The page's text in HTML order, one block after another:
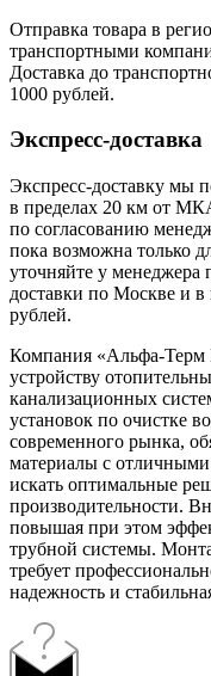
Отправка товара в
транспортными
Доставка до
1000 рублей.
Экспресс-доставка
Экспресс-доставку мы
в пределах 20 км от
по согласованию
пока возможна только
уточняйте у менеджера
доставки по Москве и
рублей.
Компания «Альфа-Терм
устройству
канализационных
установок по очистке
современного рынка,
материалы с
искать оптимальные
производительности.
повышая при этом
трубной системы.
требует
надежность и